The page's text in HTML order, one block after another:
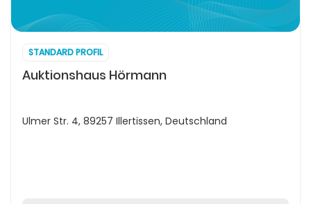
STANDARD PROFIL
Auktionshaus Hörmann
Ulmer Str. 4, 89257 Illertissen, Deutschland